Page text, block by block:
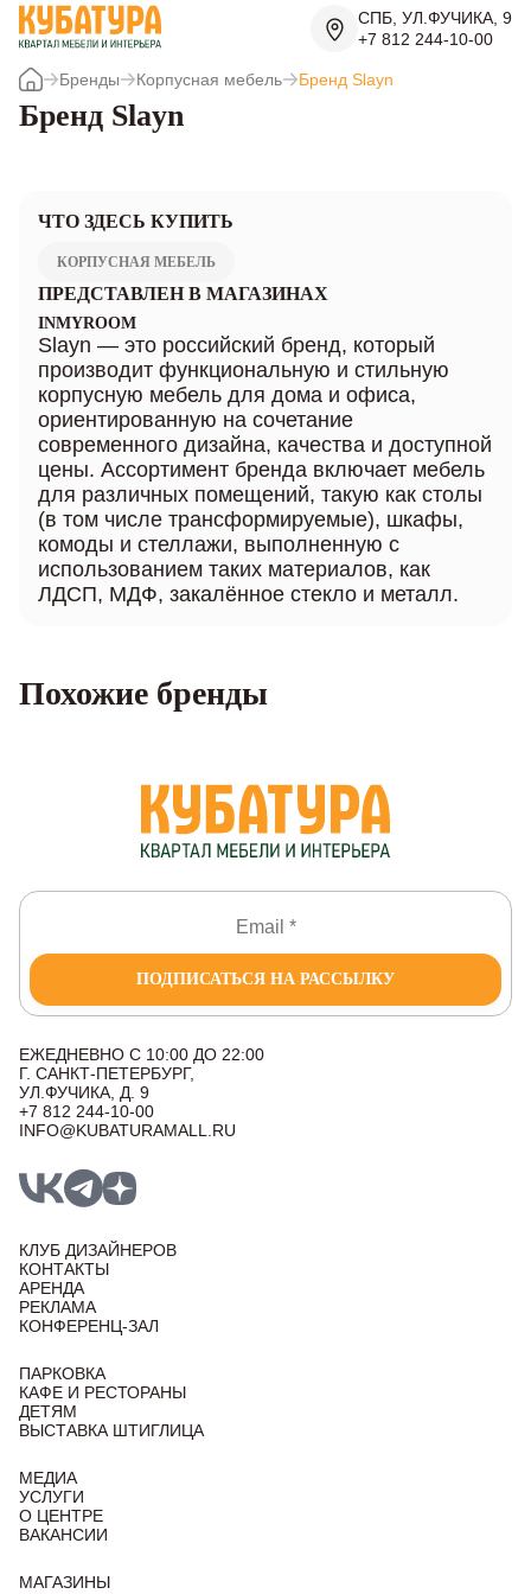
СПБ, УЛ.ФУЧИКА, 9
+7 812 244-10-00
Бренды Корпусная мебель Бренд Slayn
Бренд Slayn
ЧТО ЗДЕСЬ КУПИТЬ
КОРПУСНАЯ МЕБЕЛЬ
ПРЕДСТАВЛЕН В МАГАЗИНАХ
INMYROOM
Slayn — это российский бренд, который
производит функциональную и стильную
корпусную мебель для дома и офиса,
ориентированную на сочетание
современного дизайна, качества и доступной
цены. Ассортимент бренда включает мебель
для различных помещений, такую как столы
(в том числе трансформируемые), шкафы,
комоды и стеллажи, выполненную с
использованием таких материалов, как
ЛДСП, МДФ, закалённое стекло и металл.
Похожие бренды
ПОДПИСАТЬСЯ НА РАССЫЛКУ
ЕЖЕДНЕВНО С 10:00 ДО 22:00
Г. САНКТ-ПЕТЕРБУРГ,
УЛ.ФУЧИКА, Д. 9
+7 812 244-10-00
INFO@KUBATURAMALL.RU
КЛУБ ДИЗАЙНЕРОВ
КОНТАКТЫ
АРЕНДА
РЕКЛАМА
КОНФЕРЕНЦ-ЗАЛ
ПАРКОВКА
КАФЕ И РЕСТОРАНЫ
ДЕТЯМ
ВЫСТАВКА ШТИГЛИЦА
МЕДИА
УСЛУГИ
О ЦЕНТРЕ
ВАКАНСИИ
МАГАЗИНЫ